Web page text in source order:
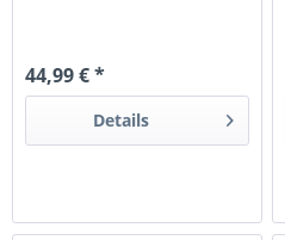
44,99 € *
Details